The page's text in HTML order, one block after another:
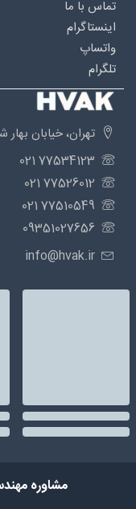
تماس با ما
اینستاگرام
واتساپ
تلگرام
تهران، خیابان بهار
77534123 021
77526012 021
77510549 021
09351027656
info@hvak.ir
مشاوره